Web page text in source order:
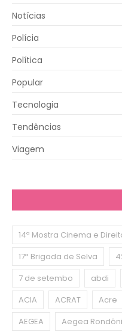
Notícias
Polícia
Política
Popular
Tecnologia
Tendências
Viagem
14ª Mostra Cinema e
17ª Brigada de Selva
7 de setembo
abdi
ACIA
ACRAT Acre
AEGEA
Aegea